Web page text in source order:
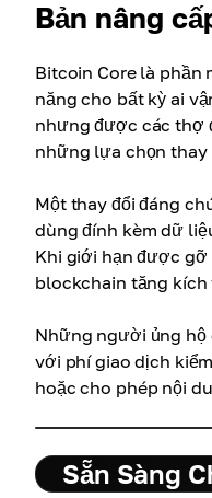
Bản nâng
Bitcoin Core là phần
năng cho bất kỳ ai
nhưng được các thợ
những lựa chọn thay
Một thay đổi đáng
dùng đính kèm dữ
Khi giới hạn được
blockchain tăng
Những người ủng
với phí giao dịch
hoặc cho phép nội
Sẵn Sàng